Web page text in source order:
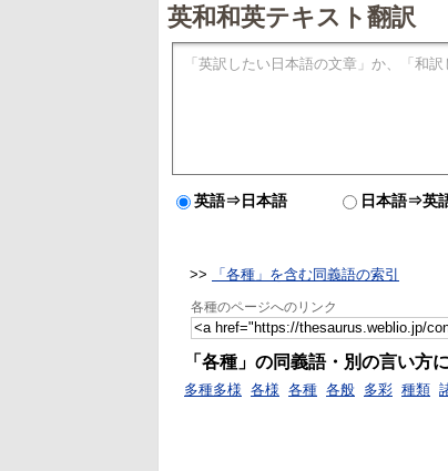
英和和英テキスト翻訳
英語⇒日本語 日本語⇒英
>> 「各種」を含む同義語の索引
各種のページへのリンク
「各種」の同義語・別の言い方
多種多様 各様 各種 各般 多彩 種類